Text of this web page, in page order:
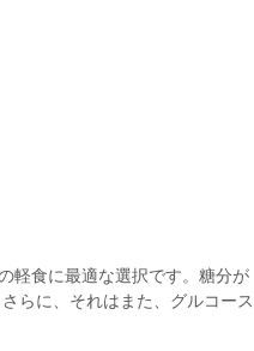
軽食に最適な選択です。糖分が
らに、それはまた、グルコース